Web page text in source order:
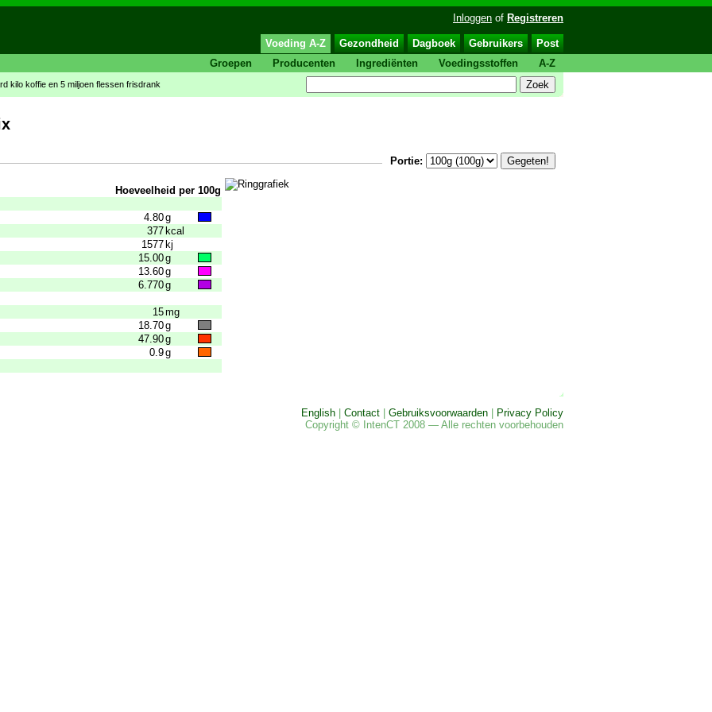
Inloggen of Registreren
Voeding A-Z Gezondheid Dagboek Gebruikers
Post
Groepen
Producenten Ingrediënten Voedingsstoffen A-Z
kilo koffie en 5 miljoen flessen frisdrank
Portie:
Hoeveelheid per 100g
4.80g
377 kcal
1577 kj
15.00g
13.60g
6.770g
15mg
18.70g
47.90g
0.9g
English Contact Gebruiksvoorwaarden
Privacy Policy
Copyright © IntenCT 2008 — Alle rechten voorbehouden